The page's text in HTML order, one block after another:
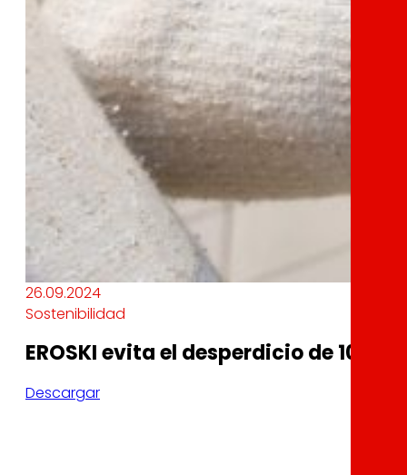
26.09.2024
Sostenibilidad
EROSKI evita el desperdicio de
Descargar